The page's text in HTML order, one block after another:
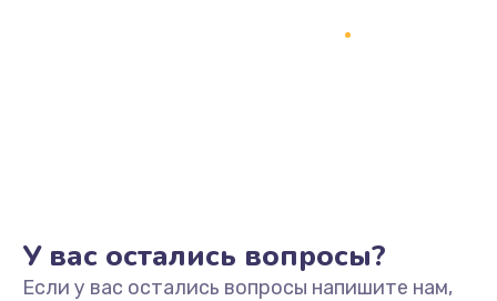
У вас остались вопросы?
Если у вас остались вопросы напишите нам,